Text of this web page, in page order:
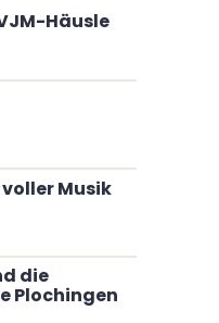
Häusle
Musik
die
Plochingen